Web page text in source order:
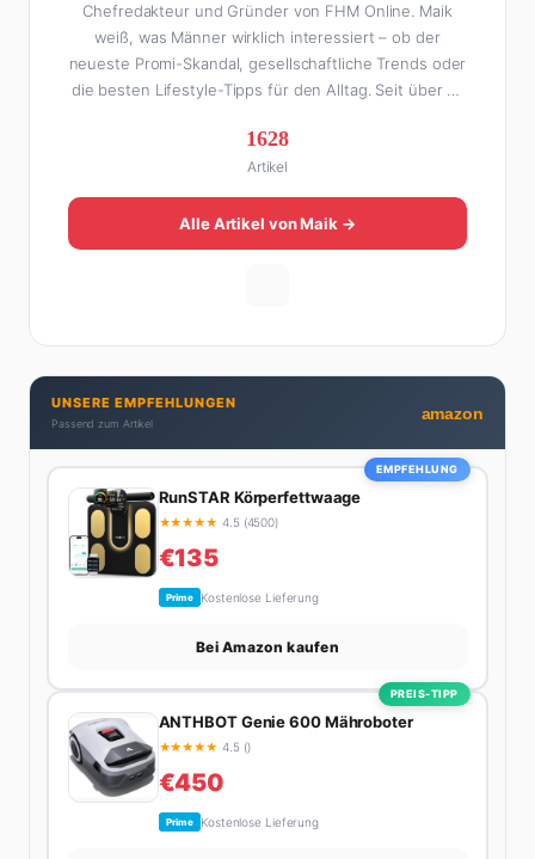
Chefredakteur und Gründer von FHM Online. Maik
weiß, was Männer wirklich interessiert – ob der
neueste Promi-Skandal, gesellschaftliche Trends oder
die besten Lifestyle-Tipps für den Alltag. Seit über 10
Online zu einer der führenden Männer-Lifestyle-
Plattformen im deutschsprachigen Raum aufgebaut.
Sein Weg dahin war alles andere als geradlinig: Die
eine Hälfte seines Lebens stand er in der
Gastronomie – mit allem, was dazugehört. Die andere
dran. Wenn Maik nicht gerade den heißesten Tratsch
aus der Promi-Welt aufspürt oder die besten
Lifestyle-Empfehlungen zusammenstellt, findet man
ihn beim Wandern in den Schweizer Alpen, am Grill
mit Freunden oder auf der Suche nach dem
perfekten Espresso. Sein Motto: Lieber einmal richtig
1628
Artikel
Alle Artikel von Maik →
UNSERE EMPFEHLUNGEN
Passend zum Artikel
amazon
EMPFEHLUNG
RunSTAR Körperfettwaage
★★★★★ 4.5 (4500)
€135
Prime Kostenlose Lieferung
Bei Amazon kaufen
PREIS-TIPP
ANTHBOT Genie 600 Mähroboter
★★★★★ 4.5 ()
€450
Prime Kostenlose Lieferung